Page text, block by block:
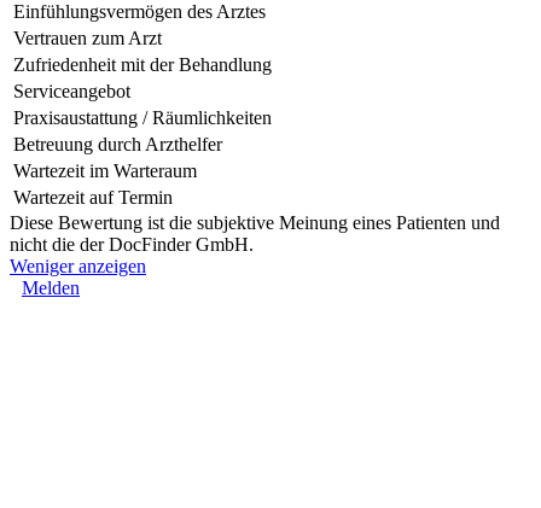
Einfühlungsvermögen des Arztes
Vertrauen zum Arzt
Zufriedenheit mit der Behandlung
Serviceangebot
Praxisaustattung / Räumlichkeiten
Betreuung durch Arzthelfer
Wartezeit im Warteraum
Wartezeit auf Termin
Diese Bewertung ist die subjektive Meinung eines Patienten und
nicht die der DocFinder GmbH.
Weniger anzeigen
Melden